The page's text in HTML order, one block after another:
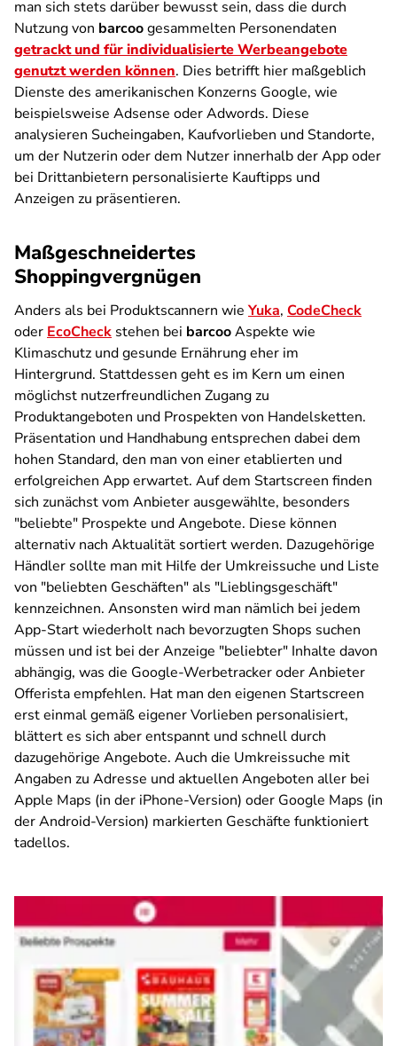
man sich stets darüber bewusst sein, dass die durch
Nutzung von barcoogesammelten Personendaten
getrackt und für individualisierte Werbeangebote
genutzt werden können. Dies betrifft hier maßgeblich
Dienste des amerikanischen Konzerns Google, wie
beispielsweise Adsense oder Adwords. Diese
analysieren Sucheingaben, Kaufvorlieben und Standorte,
um der Nutzerin oder dem Nutzer innerhalb der App oder
bei Drittanbietern personalisierte Kauftipps und
Anzeigen zu präsentieren.
Maßgeschneidertes
Shoppingvergnügen
Anders als bei Produktscannern wie Yuka, CodeCheck
oder EcoCheck stehen bei barcooAspekte wie
Klimaschutz und gesunde Ernährung eher im
Hintergrund. Stattdessen geht es im Kern um einen
möglichst nutzerfreundlichen Zugang zu
Produktangeboten und Prospekten von Handelsketten.
Präsentation und Handhabung entsprechen dabei dem
hohen Standard, den man von einer etablierten und
erfolgreichen App erwartet. Auf dem Startscreen finden
sich zunächst vom Anbieter ausgewählte, besonders
"beliebte" Prospekte und Angebote. Diese können
alternativ nach Aktualität sortiert werden. Dazugehörige
Händler sollte man mit Hilfe der Umkreissuche und Liste
von "beliebten Geschäften" als "Lieblingsgeschäft"
kennzeichnen. Ansonsten wird man nämlich bei jedem
App-Start wiederholt nach bevorzugten Shops suchen
müssen und ist bei der Anzeige "beliebter" Inhalte davon
abhängig, was die Google-Werbetracker oder Anbieter
Offerista empfehlen. Hat man den eigenen Startscreen
erst einmal gemäß eigener Vorlieben personalisiert,
blättert es sich aber entspannt und schnell durch
dazugehörige Angebote. Auch die Umkreissuche mit
Angaben zu Adresse und aktuellen Angeboten aller bei
Apple Maps (in der iPhone-Version) oder Google Maps (in
der Android-Version) markierten Geschäfte funktioniert
tadellos.